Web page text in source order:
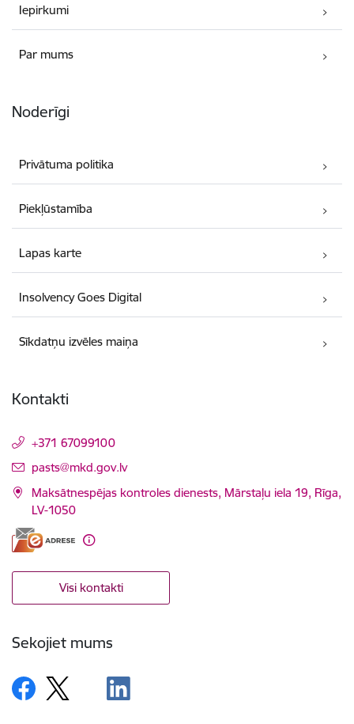
Iepirkumi
Par mums
Noderīgi
Privātuma politika
Piekļūstamība
Lapas karte
Insolvency Goes Digital
Sīkdatņu izvēles maiņa
Kontakti
+371 67099100
E-pasts:
pasts@mkd.gov.lv
Maksātnespējas kontroles dienests, Mārstaļu iela 19, Rīga,
LV-1050
Visi kontakti
Sekojiet mums